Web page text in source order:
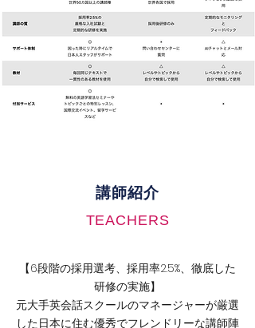
講師紹介
TEACHERS
【6段階の採用選考、採用率2.5%、徹底した
研修の実施】
元大手英会話スクールのマネージャーが厳選
した日本に住む優秀でフレンドリーな講師陣